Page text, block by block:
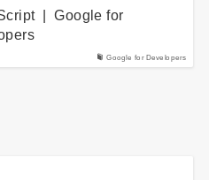
Google for Developers
| Google for